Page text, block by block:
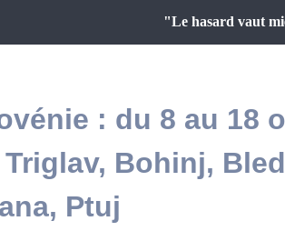
"Le hasard vaut
: du 8 au 18
Bohinj,
Ptuj